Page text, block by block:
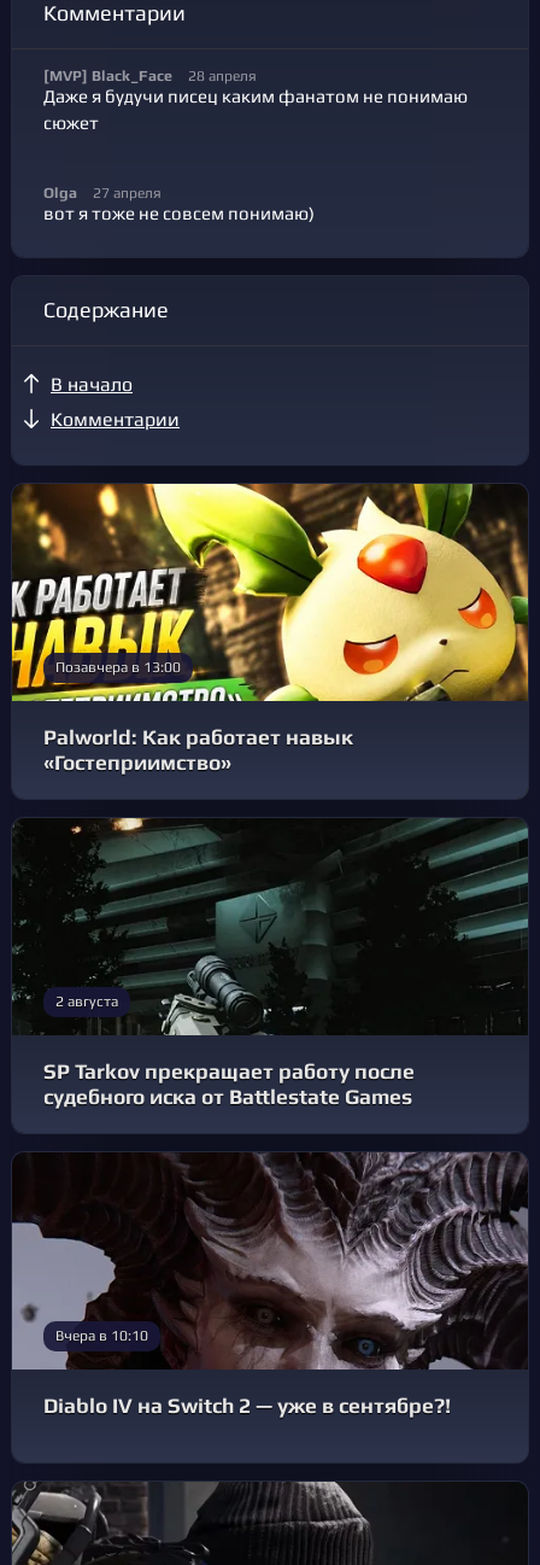
Комментарии
[MVP] Black_Face 28 апреля
Даже я будучи писец каким фанатом не понимаю
сюжет
Olga 27 апреля
вот я тоже не совсем понимаю)
Содержание
В начало
Комментарии
Позавчера в 13:00
Palworld: Как работает навык
«Гостеприимство»
2 августа
SP Tarkov прекращает работу после
судебного иска от Battlestate Games
Вчера в 10:10
Diablo IV на Switch 2 — уже в сентябре?!